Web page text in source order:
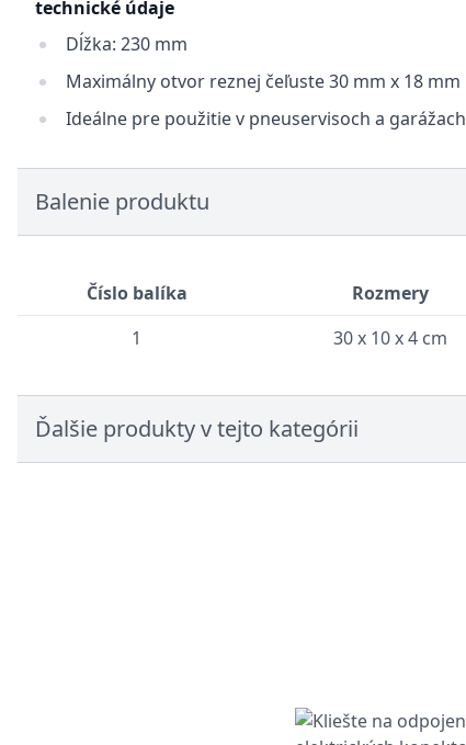
technické údaje
Dĺžka: 230 mm
Maximálny otvor reznej čeľuste 30 mm x 18 mm
Ideálne pre použitie v pneuservisoch a garážach
Balenie produktu
Číslo balíka Rozmery
1
30 x 10 x 4 cm
Ďalšie produkty v tejto kategórii